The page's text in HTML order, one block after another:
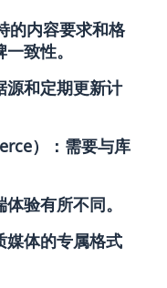
的内容要求和格
致性。
源和定期更新计
）：需要与库
验有所不同。
媒体的专属格式